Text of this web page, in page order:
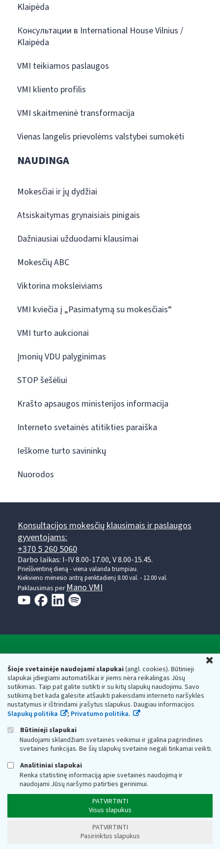
Šioje svetainėje naudojami slapukai(angl. cookies). Būtinieji
slapukai įdiegiami automatiškai ir jiems nėra reikalingas Jūsų
sutikimas. Taip pat galite sutikti ir su kitų slapukų naudojimu. Savo
sutikimą bet kada galėsite atšaukti pakeisdami interneto naršyklės
nustatymus ir ištrindami įrašytus slapukus. Daugiau informacijos
Slapukų politika
; Privatumo politika.
Būtinieji slapukai
Naudojami sklandžiam svetainės veikimui ir įgalina pagrindines
svetainės funkcijas. Be šių slapukų svetainė negali tinkamai veikti.
Analitiniai slapukai
Renka statistinę informaciją apie svetainės naudojimą ir
naudojami Jūsų naršymo patirties gerinimui.
PATVIRTINTI
Visus slapukus
PATVIRTINTI
Pasirinktus slapukus
Klaipėda
Консультации в International House Vilnius /
Klaipėda
VMI teikiamos paslaugos
VMI kliento profilis
VMI skaitmeninė transformacija
Vienas langelis prievolėms valstybei sumokėti
NAUDINGA
Mokesčiai ir jų dydžiai
Atsiskaitymas grynaisiais pinigais
Dažniausiai užduodami klausimai
Mokesčių ABC
Viktorina moksleiviams
VMI kviečia į „Pasimatymą su mokesčiais“
VMI turto aukcionai
Įmonių VDU palyginimas
STOP šešėliui
Krašto apsaugos ministerijos informacija
Interneto svetainės atitikties paraiška
Ieškome turto savininkų
Nuorodos
Konsultacijos mokesčių klausimais ir paslaugos
gyventojams:
+370 5 260 5060
Darbo laikas: I-IV 8.00-17.00, V 8.00-15.45.
Prieššventinę dieną - viena valanda trumpiau.
Kiekvieno mėnesio antrą penktadienį 8.00 val. - 12.00 val.
Paklausimas per Mano VMI
Respublikos finansų ministerijos
Biudžetinė įstaiga. Juridinio asmens kodas — 188659752,
adresas: Vasario 16-osios g. 14, 01107 Vilnius, Lietuva, el.paštas:
vmi@vmi.lt, E. pristatymo dėžutės adresas 188659752
Duomenys apie Valstybinę mokesčių inspekciją prie Lietuvos
Respublikos finansų ministerijos kaupiami ir saugomi Juridinių